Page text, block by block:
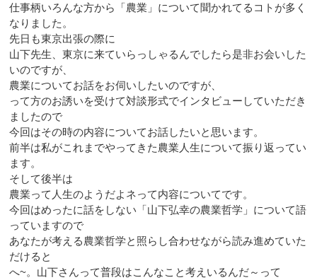
仕事柄いろんな方から「農業」について聞かれてるコトが多く
なりました。
先日も東京出張の際に
山下先生、東京に来ていらっしゃるんでしたら是非お会いした
いのですが、
農業についてお話をお伺いしたいのですが、
って方のお誘いを受けて対談形式でインタビューしていただき
ましたので
今回はその時の内容についてお話したいと思います。
前半は私がこれまでやってきた農業人生について振り返ってい
ます。
そして後半は
農業って人生のようだよネって内容についてです。
今回はめったに話をしない「山下弘幸の農業哲学」について語
っていますので
あなたが考える農業哲学と照らし合わせながら読み進めていた
だけると
へ~。山下さんって普段はこんなこと考えいるんだ～って